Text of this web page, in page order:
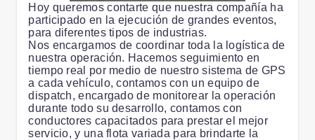
Hoy queremos contarte que nuestra compañía ha
participado en la ejecución de grandes eventos,
para diferentes tipos de industrias.
Nos encargamos de coordinar toda la logística de
nuestra operación. Hacemos seguimiento en
tiempo real por medio de nuestro sistema de GPS
a cada vehículo, contamos con un equipo de
dispatch, encargado de monitorear la operación
durante todo su desarrollo, contamos con
conductores capacitados para prestar el mejor
servicio, y una flota variada para brindarte la